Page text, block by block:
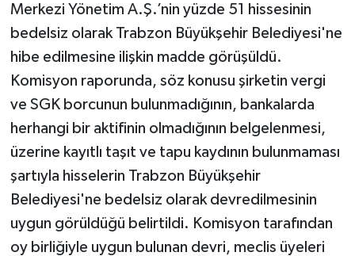
Merkezi Yönetim A.Ş.’nin yüzde 51 hissesinin
bedelsiz olarak Trabzon Büyükşehir Belediyesi'ne
hibe edilmesine ilişkin madde görüşüldü.
Komisyon raporunda, söz konusu şirketin vergi
ve SGK borcunun bulunmadığının, bankalarda
herhangi bir aktifinin olmadığının belgelenmesi,
üzerine kayıtlı taşıt ve tapu kaydının bulunmaması
şartıyla hisselerin Trabzon Büyükşehir
Belediyesi'ne bedelsiz olarak devredilmesinin
uygun görüldüğü belirtildi. Komisyon tarafından
oy birliğiyle uygun bulunan devri, meclis üyeleri